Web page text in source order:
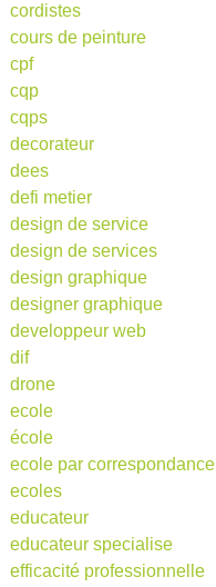
cordistes
cours de peinture
cpf
cqp
cqps
decorateur
dees
defi metier
design de service
design de services
design graphique
designer graphique
developpeur web
dif
drone
ecole
école
ecole par correspondance
ecoles
educateur
educateur specialise
efficacité professionnelle